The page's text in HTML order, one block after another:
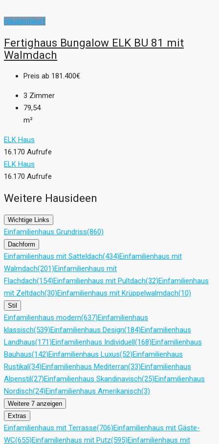
Hausentwurf
Fertighaus Bungalow ELK BU 81 mit
Walmdach
Preis ab 181.400€
3 Zimmer
79,54
m²
ELK Haus
16.170 Aufrufe
ELK Haus
16.170 Aufrufe
Weitere Hausideen
Wichtige Links
Einfamilienhaus Grundriss(860)
Dachform
Einfamilienhaus mit Satteldach(434)Einfamilienhaus mit
Walmdach(201)Einfamilienhaus mit
Flachdach(154)Einfamilienhaus mit Pultdach(32)Einfamilienhaus
mit Zeltdach(30)Einfamilienhaus mit Krüppelwalmdach(10)
Stil
Einfamilienhaus modern(637)Einfamilienhaus
klassisch(539)Einfamilienhaus Design(184)Einfamilienhaus
Landhaus(171)Einfamilienhaus Individuell(168)Einfamilienhaus
Bauhaus(142)Einfamilienhaus Luxus(52)Einfamilienhaus
Rustikal(34)Einfamilienhaus Mediterran(33)Einfamilienhaus
Alpenstil(27)Einfamilienhaus Skandinavisch(25)Einfamilienhaus
Nordisch(24)Einfamilienhaus Amerikanisch(3)
Weitere 7 anzeigen
Extras
Einfamilienhaus mit Terrasse(706)Einfamilienhaus mit Gäste-
WC(655)Einfamilienhaus mit Putz(595)Einfamilienhaus mit